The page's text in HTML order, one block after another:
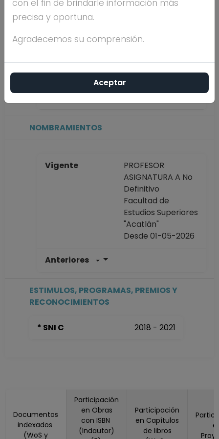
Máximo nivel de
Antigüedad
académica en la
17 años
NOMBRAMIENTOS
Vigente
PROFESOR
ASIGNATURA A No
Definitivo
Facultad de
Estudios Superiores
"Acatlán"
Desde 01-05-2026
Anteriores
Facultad de
Desde 01-08-2019
"Acatlán"
Desde 16-05-2019
hasta 31-07-2019
ESTIMULOS, PROGRAMAS, PREMIOS Y
RECONOCIMIENTOS
* SNI C 2018 - 2021
Documentos
indexados
(WoS y
Participación
en Obras
con ISBN
(Indautor)
Participación
en Capítulos
de libros
con el fin de brindarle información más
precisa y oportuna.
Agradecemos su comprensión.
Aceptar